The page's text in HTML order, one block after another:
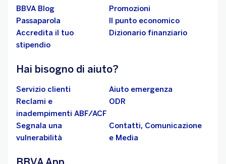
BBVA Blog
Promozioni
Passaparola
Il punto economico
Accredita il tuo
stipendio
Dizionario finanziario
Hai bisogno di aiuto?
Servizio clienti
Aiuto emergenza
Reclami e
inadempimenti ABF/ACF
ODR
Segnala una
vulnerabilità
Contatti, Comunicazione
e Media